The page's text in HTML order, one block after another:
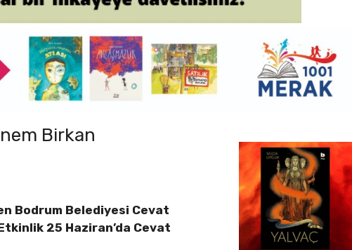
Birkan
Bodrum Belediyesi Cevat
25 Haziran’da Cevat